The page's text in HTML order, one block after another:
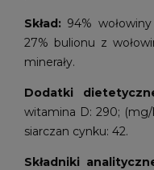
Skład: 94%
27% bulionu z
minerały.
Dodatki
witamina D: 290;
siarczan cynku: 42.
Składniki